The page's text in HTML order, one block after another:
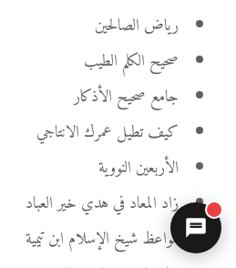
رياض الصالحين
صحيح الكلم الطيب
جامع صحيح الأذكار
كيف تطيل عمرك الانتاجي
الأربعين النووية
زاد المعاد في هدي خير العباد
مواعظ شيخ الإسلام ابن تيمية